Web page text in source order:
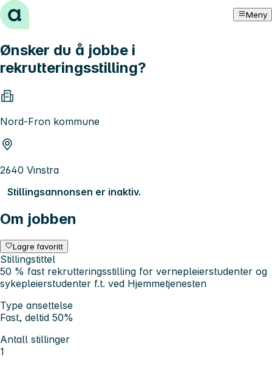
Hopp til innhold Meny
Ønsker du å jobbe i
rekrutteringsstilling?
Nord-Fron kommune
2640 Vinstra
Stillingsannonsen er inaktiv.
Om jobben
Lagre favoritt
Stillingstittel
50 % fast rekrutteringsstilling for vernepleierstudenter og
sykepleierstudenter f.t. ved Hjemmetjenesten
Type ansettelse
Fast, deltid 50%
Antall stillinger
1